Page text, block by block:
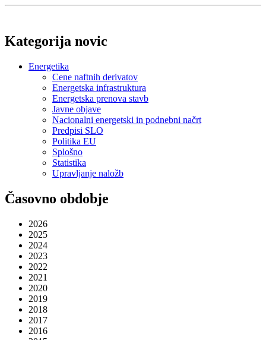
Kategorija novic
Energetika
Cene naftnih derivatov
Energetska infrastruktura
Energetska prenova stavb
Javne objave
Nacionalni energetski in podnebni načrt
Predpisi SLO
Politika EU
Splošno
Statistika
Upravljanje naložb
Časovno obdobje
2026
2025
2024
2023
2022
2021
2020
2019
2018
2017
2016